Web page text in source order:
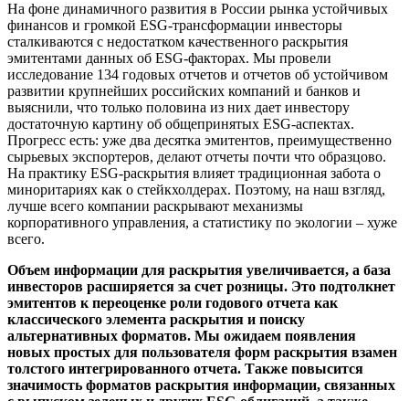
На фоне динамичного развития в России рынка устойчивых
финансов и громкой ESG-трансформации инвесторы
сталкиваются с недостатком качественного раскрытия
эмитентами данных об ESG-факторах. Мы провели
исследование 134 годовых отчетов и отчетов об устойчивом
развитии крупнейших российских компаний и банков и
выяснили, что только половина из них дает инвестору
достаточную картину об общепринятых ESG-аспектах.
Прогресс есть: уже два десятка эмитентов, преимущественно
сырьевых экспортеров, делают отчеты почти что образцово.
На практику ESG-раскрытия влияет традиционная забота о
миноритариях как о стейкхолдерах. Поэтому, на наш взгляд,
лучше всего компании раскрывают механизмы
корпоративного управления, а статистику по экологии – хуже
всего.
Объем информации для раскрытия увеличивается, а база
инвесторов расширяется за счет розницы. Это подтолкнет
эмитентов к переоценке роли годового отчета как
классического элемента раскрытия и поиску
альтернативных форматов. Мы ожидаем появления
новых простых для пользователя форм раскрытия взамен
толстого интегрированного отчета. Также повысится
значимость форматов раскрытия информации, связанных